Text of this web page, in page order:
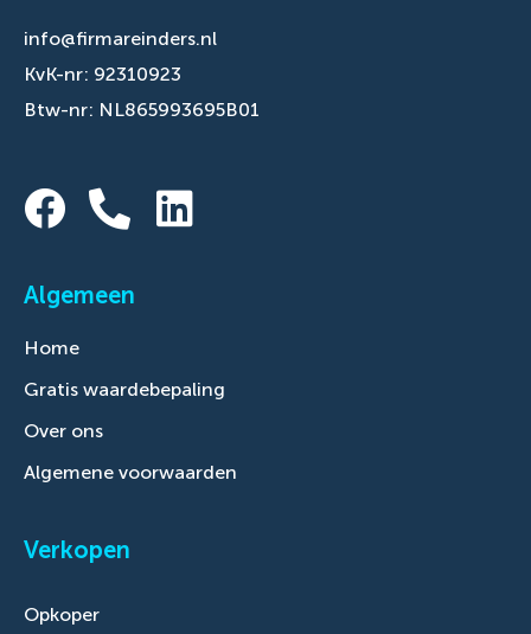
info@firmareinders.nl
KvK-nr: 92310923
Btw-nr: NL865993695B01
Algemeen
Home
Gratis waardebepaling
Over ons
Algemene voorwaarden
Verkopen
Opkoper